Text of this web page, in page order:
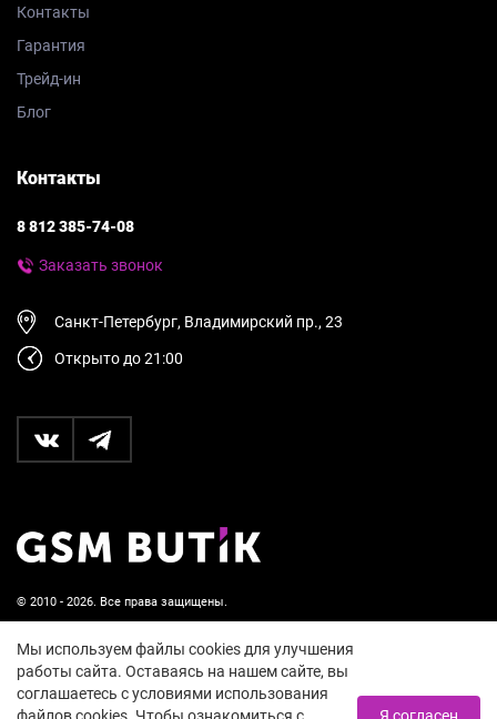
© 2010 - 2026. Все права защищены.
Пользовательское соглашение и политика
конфиденциальности
18+
Контакты
Гарантия
Трейд-ин
Блог
Контакты
8 812 385-74-08
Заказать звонок
Санкт-Петербург, Владимирский пр., 23
Открыто до 21:00
Мы используем файлы cookies для улучшения
работы сайта. Оставаясь на нашем сайте, вы
соглашаетесь с условиями использования